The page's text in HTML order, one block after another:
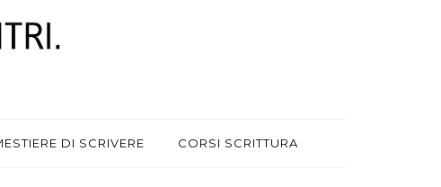
DI SCRIVERE CORSI SCRITTURA